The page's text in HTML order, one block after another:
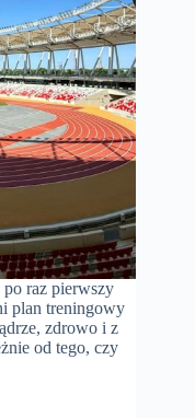
raz pierwszy
plan treningowy
zdrowo i z
od tego, czy